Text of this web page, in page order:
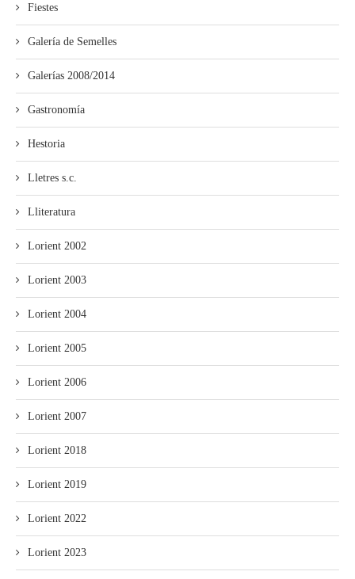
Fiestes
Galería de Semelles
Galerías 2008/2014
Gastronomía
Hestoria
Lletres s.c.
Lliteratura
Lorient 2002
Lorient 2003
Lorient 2004
Lorient 2005
Lorient 2006
Lorient 2007
Lorient 2018
Lorient 2019
Lorient 2022
Lorient 2023